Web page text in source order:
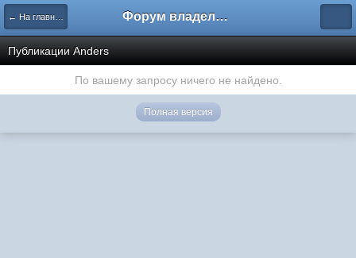
← На главную Форум владельцев интернет-магазинов
Публикации Anders
По вашему запросу ничего не найдено.
Полная версия